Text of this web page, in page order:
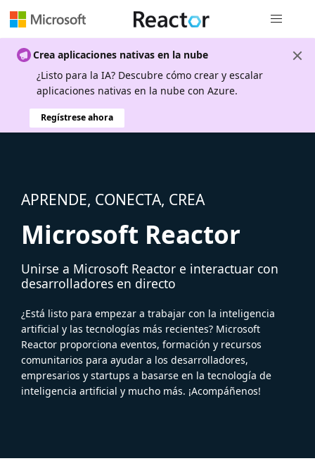
Crea aplicaciones nativas en la nube
¿Listo para la IA? Descubre cómo crear y escalar
aplicaciones nativas en la nube con Azure.
Regístrese ahora
APRENDE, CONECTA, CREA
Microsoft Reactor
Unirse a Microsoft Reactor e interactuar con
desarrolladores en directo
¿Está listo para empezar a trabajar con la inteligencia
artificial y las tecnologías más recientes? Microsoft
Reactor proporciona eventos, formación y recursos
comunitarios para ayudar a los desarrolladores,
empresarios y startups a basarse en la tecnología de
inteligencia artificial y mucho más. ¡Acompáñenos!